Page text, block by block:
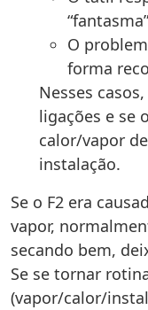
“fantasma”
O
forma
Nesses
ligações e se
calor/vapor
instalação.
Se o F2 era
vapor,
secando bem,
Se se tornar
(vapor/calor/